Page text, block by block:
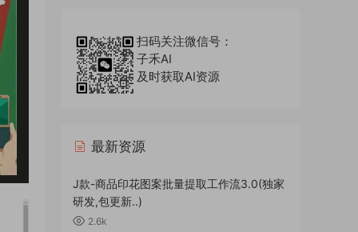
扫码关注微信号：
子禾AI
及时获取AI资源
最新资源
J款-商品印花图案批量提取工作流3.0(独家
研发,包更新..)
2.6k